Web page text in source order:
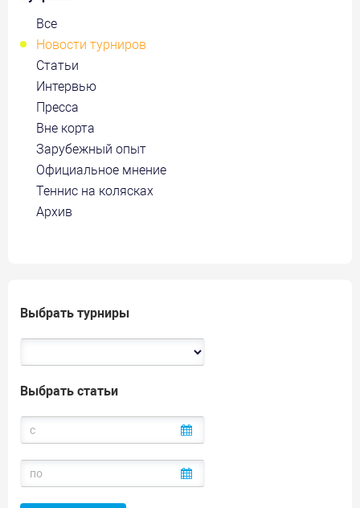
Все
Новости турниров
Статьи
Интервью
Пресса
Вне корта
Зарубежный опыт
Официальное мнение
Теннис на колясках
Архив
Выбрать турниры
Выбрать статьи